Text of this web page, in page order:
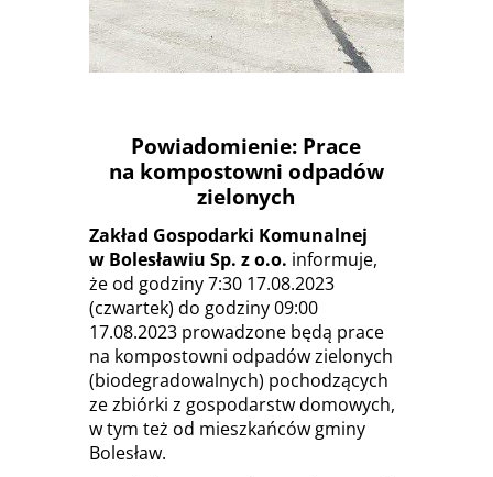
Powiadomienie: Prace
na kompostowni odpadów
zielonych
Zakład Gospodarki Komunalnej
w Bolesławiu Sp. z o.o. informuje,
że od godziny 7:30 17.08.2023
(czwartek) do godziny 09:00
17.08.2023 prowadzone będą prace
na kompostowni odpadów zielonych
(biodegradowalnych) pochodzących
ze zbiórki z gospodarstw domowych,
w tym też od mieszkańców gminy
Bolesław.